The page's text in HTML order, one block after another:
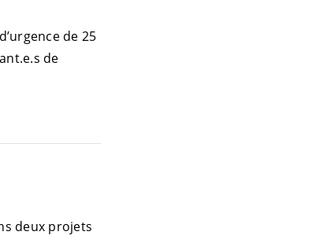
de 25
de
deux projets